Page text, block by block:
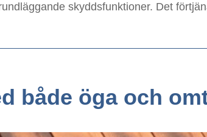
skyddsfunktioner. Det
både öga och